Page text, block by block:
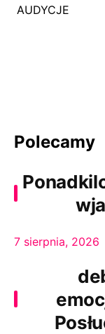
AUDYCJE
Polecamy
7 sierpnia, 2026
Zofia